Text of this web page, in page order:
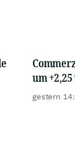
um +2,25
gestern